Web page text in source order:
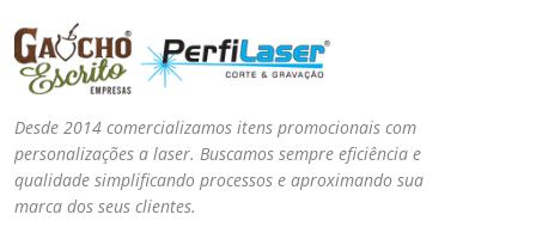
Desde 2014 comercializamos itens promocionais com
personalizações a laser. Buscamos sempre eficiência e
qualidade simplificando processos e aproximando sua
marca dos seus clientes.